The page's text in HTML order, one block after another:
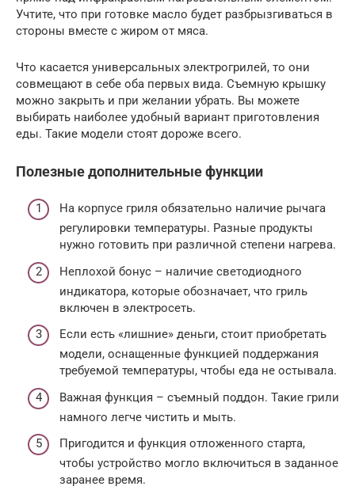
Учтите, что при готовке масло будет разбрызгиваться в
стороны вместе с жиром от мяса.
Что касается универсальных электрогрилей, то они
совмещают в себе оба первых вида. Съемную крышку
можно закрыть и при желании убрать. Вы можете
выбирать наиболее удобный вариант приготовления
еды. Такие модели стоят дороже всего.
Полезные дополнительные функции
На корпусе гриля обязательно наличие рычага
регулировки температуры. Разные продукты
нужно готовить при различной степени нагрева.
Неплохой бонус – наличие светодиодного
индикатора, которые обозначает, что гриль
включен в электросеть.
Если есть «лишние» деньги, стоит приобретать
модели, оснащенные функцией поддержания
требуемой температуры, чтобы еда не остывала.
Важная функция – съемный поддон. Такие грили
намного легче чистить и мыть.
Пригодится и функция отложенного старта,
чтобы устройство могло включиться в заданное
заранее время.